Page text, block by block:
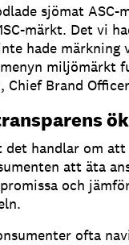
sjömat ASC-
märkt. Det vi
hade märkning
miljömärkt
Chief Brand
det handlar om
att äta
och
ofta